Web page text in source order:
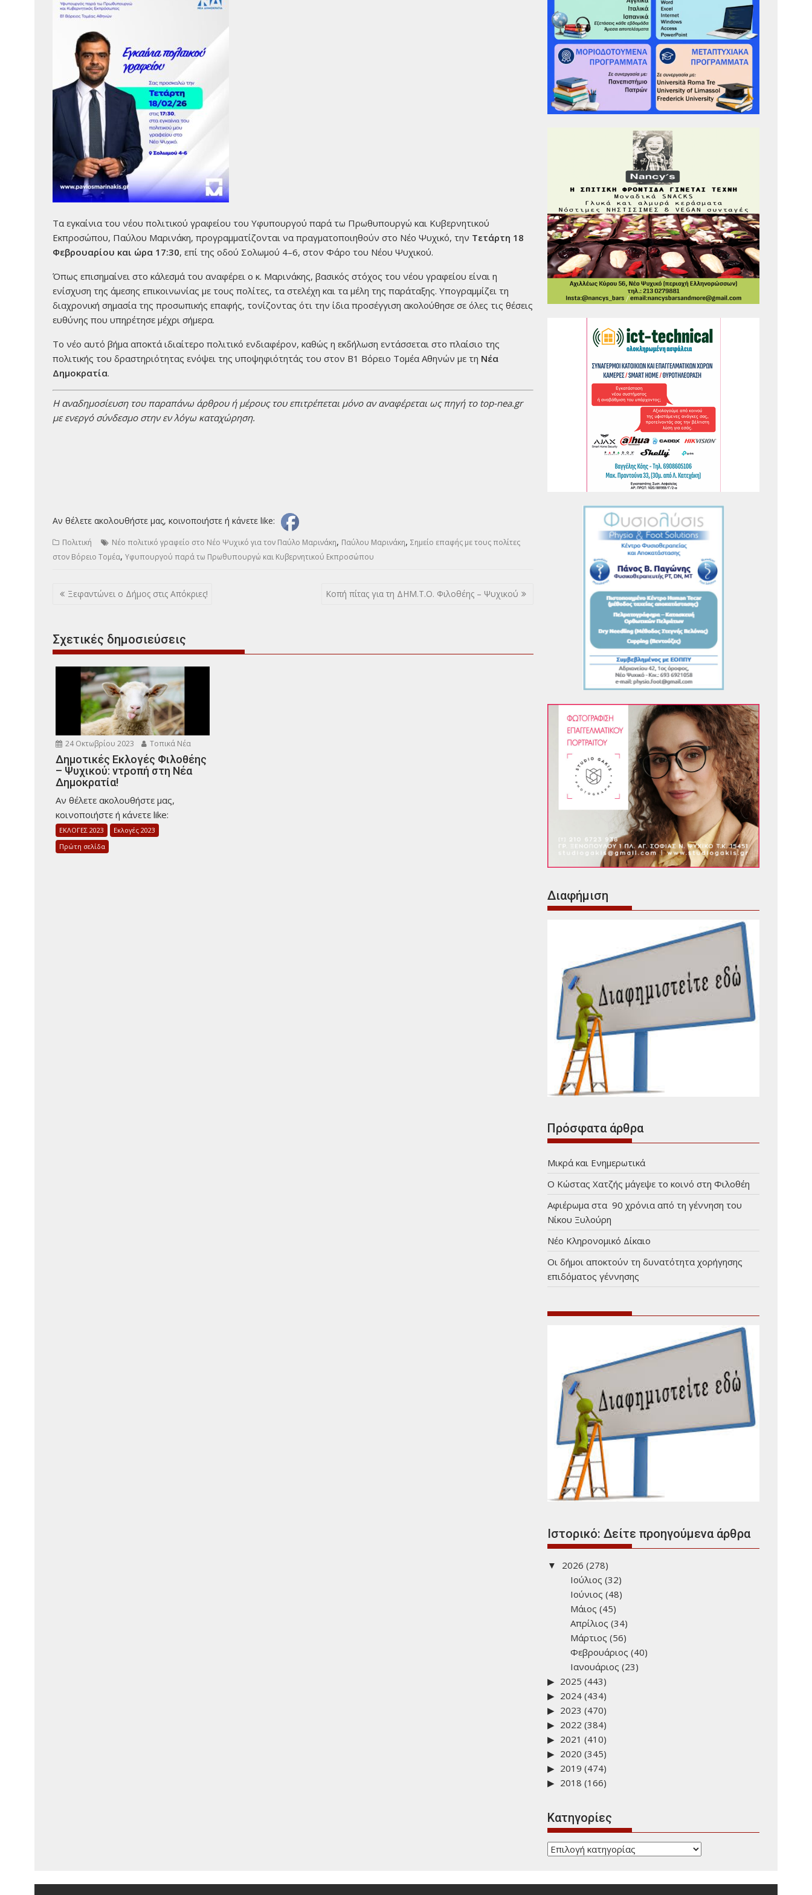
Τα εγκαίνια του νέου πολιτικού γραφείου του Υφυπουργού παρά τω Πρωθυπουργώ και Κυβερνητικού
Εκπροσώπου, Παύλου Μαρινάκη, προγραμματίζονται να πραγματοποιηθούν στο Νέο Ψυχικό, την Τετάρτη 18
Φεβρουαρίου και ώρα 17:30, επί της οδού Σολωμού 4–6, στον Φάρο του Νέου Ψυχικού.
Όπως επισημαίνει στο κάλεσμά του αναφέρει ο κ. Μαρινάκης, βασικός στόχος του νέου γραφείου είναι η
ενίσχυση της άμεσης επικοινωνίας με τους πολίτες, τα στελέχη και τα μέλη της παράταξης. Υπογραμμίζει τη
διαχρονική σημασία της προσωπικής επαφής, τονίζοντας ότι την ίδια προσέγγιση ακολούθησε σε όλες τις θέσεις
ευθύνης που υπηρέτησε μέχρι σήμερα.
Το νέο αυτό βήμα αποκτά ιδιαίτερο πολιτικό ενδιαφέρον, καθώς η εκδήλωση εντάσσεται στο πλαίσιο της
πολιτικής του δραστηριότητας ενόψει της υποψηφιότητάς του στον Β1 Βόρειο Τομέα Αθηνών με τη Νέα
Δημοκρατία.
H αναδημοσίευση του παραπάνω άρθρου ή μέρους του επιτρέπεται μόνο αν αναφέρεται ως πηγή το top-nea.gr
με ενεργό σύνδεσμο στην εν λόγω καταχώρηση.
Αν θέλετε ακολουθήστε μας, κοινοποιήστε ή κάνετε like:
Πολιτική Νέο πολιτικό γραφείο στο Νέο Ψυχικό για τον Παύλο Μαρινάκη, Παύλου Μαρινάκη, Σημείο επαφής με τους πολίτες
στον Βόρειο Τομέα, Υφυπουργού παρά τω Πρωθυπουργώ και Κυβερνητικού Εκπροσώπου
Πλοήγηση
Ξεφαντώνει ο Δήμος στις Απόκριες! Κοπή πίτας για τη ΔΗΜ.Τ.Ο. Φιλοθέης – Ψυχικού
Σχετικές δημοσιεύσεις
24 Οκτωβρίου 2023 Τοπικά Νέα
Δημοτικές Εκλογές Φιλοθέης
– Ψυχικού: ντροπή στη Νέα
Δημοκρατία!
Αν θέλετε ακολουθήστε μας,
κοινοποιήστε ή κάνετε like:
ΕΚΛΟΓΕΣ 2023
Εκλογές 2023
Πρώτη σελίδα
Διαφήμιση
Πρόσφατα άρθρα
Μικρά και Ενημερωτικά
Ο Κώστας Χατζής μάγεψε το κοινό στη Φιλοθέη
Αφιέρωμα στα 90 χρόνια από τη γέννηση του
Νίκου Ξυλούρη
Νέο Κληρονομικό Δίκαιο
Οι δήμοι αποκτούν τη δυνατότητα χορήγησης
επιδόματος γέννησης
Ιστορικό: Δείτε προηγούμενα άρθρα
2026 (278)
Ιούλιος (32)
Ιούνιος (48)
Μάιος (45)
Απρίλιος (34)
Μάρτιος (56)
Φεβρουάριος (40)
Ιανουάριος (23)
2025 (443)
2024 (434)
2023 (470)
2022 (384)
2021 (410)
2020 (345)
2019 (474)
2018 (166)
Kατηγορίες
Kατηγορίες